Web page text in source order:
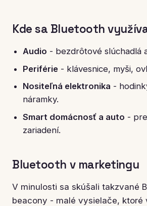
Kde sa Bluetooth
Audio - bezdrôtové slúchadlá
Periférie- klávesnice, myši,
Nositeľná elektronika -
náramky.
Smart domácnosť a auto -
zariadení.
Bluetooth v marketingu
V minulosti sa skúšali takzvané
beacony - malé vysielače, ktoré